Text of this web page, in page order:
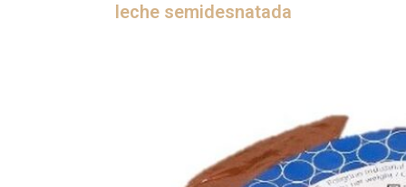
leche semidesnatada